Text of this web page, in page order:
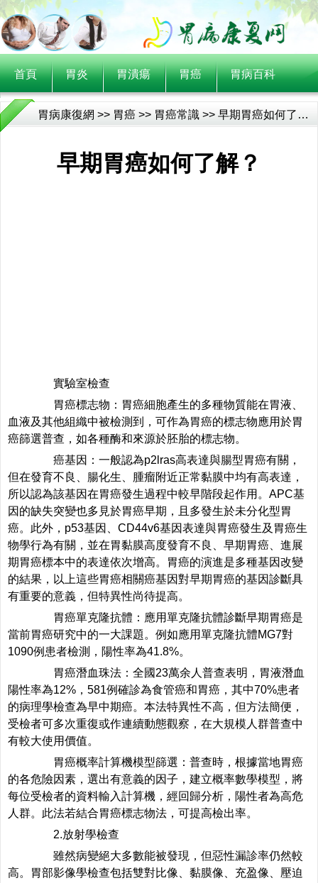
首頁 胃炎 胃潰瘍 胃癌 胃病百科
教你保胃養胃
胃病康復網 >> 胃癌 >> 胃癌常識 >> 早期胃癌如何了解？
早期胃癌如何了解？
實驗室檢查
胃癌標志物：胃癌細胞產生的多種物質能在胃液、
血液及其他組織中被檢測到，可作為胃癌的標志物應用於胃
癌篩選普查，如各種酶和來源於胚胎的標志物。
癌基因：一般認為p2lras高表達與腸型胃癌有關，
但在發育不良、腸化生、腫瘤附近正常黏膜中均有高表達，
所以認為該基因在胃癌發生過程中較早階段起作用。APC基
因的缺失突變也多見於胃癌早期，且多發生於未分化型胃
癌。此外，p53基因、CD44v6基因表達與胃癌發生及胃癌生
物學行為有關，並在胃黏膜高度發育不良、早期胃癌、進展
期胃癌標本中的表達依次增高。胃癌的演進是多種基因改變
的結果，以上這些胃癌相關癌基因對早期胃癌的基因診斷具
有重要的意義，但特異性尚待提高。
胃癌單克隆抗體：應用單克隆抗體診斷早期胃癌是
當前胃癌研究中的一大課題。例如應用單克隆抗體MG7對
1090例患者檢測，陽性率為41.8%。
胃癌潛血珠法：全國23萬余人普查表明，胃液潛血
陽性率為12%，581例確診為食管癌和胃癌，其中70%患者
的病理學檢查為早中期癌。本法特異性不高，但方法簡便，
受檢者可多次重復或作連續動態觀察，在大規模人群普查中
有較大使用價值。
胃癌概率計算機模型篩選：普查時，根據當地胃癌
的各危險因素，選出有意義的因子，建立概率數學模型，將
每位受檢者的資料輸入計算機，經回歸分析，陽性者為高危
人群。此法若結合胃癌標志物法，可提高檢出率。
2.放射學檢查
雖然病變絕大多數能被發現，但惡性漏診率仍然較
高。胃部影像學檢查包括雙對比像、黏膜像、充盈像、壓迫